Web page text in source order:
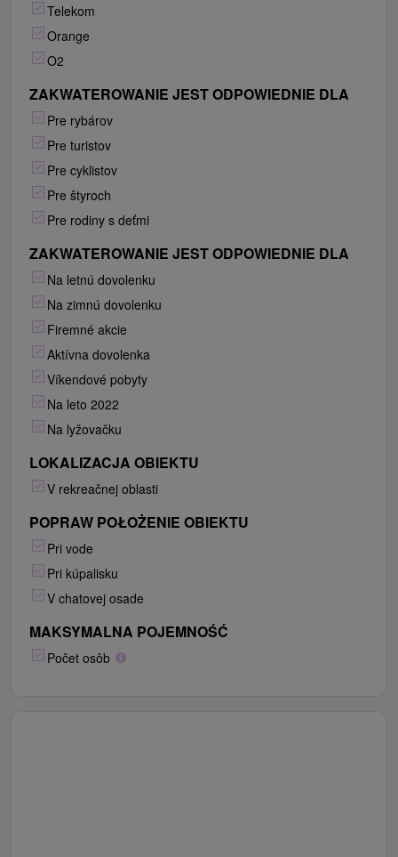
Telekom
Orange
O2
ZAKWATEROWANIE JEST ODPOWIEDNIE DLA
Pre rybárov
Pre turistov
Pre cyklistov
Pre štyroch
Pre rodiny s deťmi
ZAKWATEROWANIE JEST ODPOWIEDNIE DLA
Na letnú dovolenku
Na zimnú dovolenku
Firemné akcie
Aktívna dovolenka
Víkendové pobyty
Na leto 2022
Na lyžovačku
LOKALIZACJA OBIEKTU
V rekreačnej oblasti
POPRAW POŁOŻENIE OBIEKTU
Pri vode
Pri kúpalisku
V chatovej osade
MAKSYMALNA POJEMNOŚĆ
Počet osôb